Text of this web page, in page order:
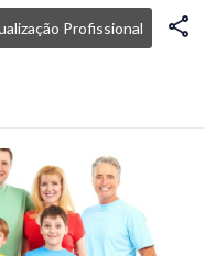
Profissional